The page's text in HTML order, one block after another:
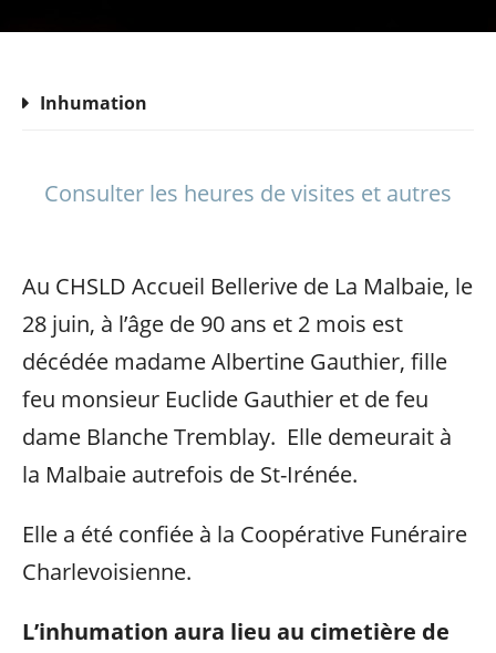
Inhumation
Consulter les heures de visites et autres
Au CHSLD Accueil Bellerive de La Malbaie, le
28 juin, à l’âge de 90 ans et 2 mois est
décédée madame Albertine Gauthier, fille
feu monsieur Euclide Gauthier et de feu
dame Blanche Tremblay. Elle demeurait à
la Malbaie autrefois de St-Irénée.
Elle a été confiée à la Coopérative Funéraire
Charlevoisienne.
L’inhumation aura lieu au cimetière de